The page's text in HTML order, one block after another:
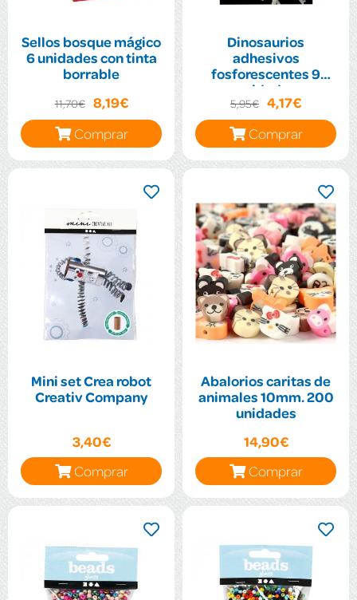
Sellos bosque mágico
6 unidades con tinta
borrable
11,70€
8,19€
Comprar
Dinosaurios
adhesivos
fosforescentes 9
unidades
5,95€ 4,17€
Comprar
Mini set Crea robot
Creativ Company
3,40€
Comprar
Abalorios caritas de
animales 10mm. 200
unidades
14,90€
Comprar